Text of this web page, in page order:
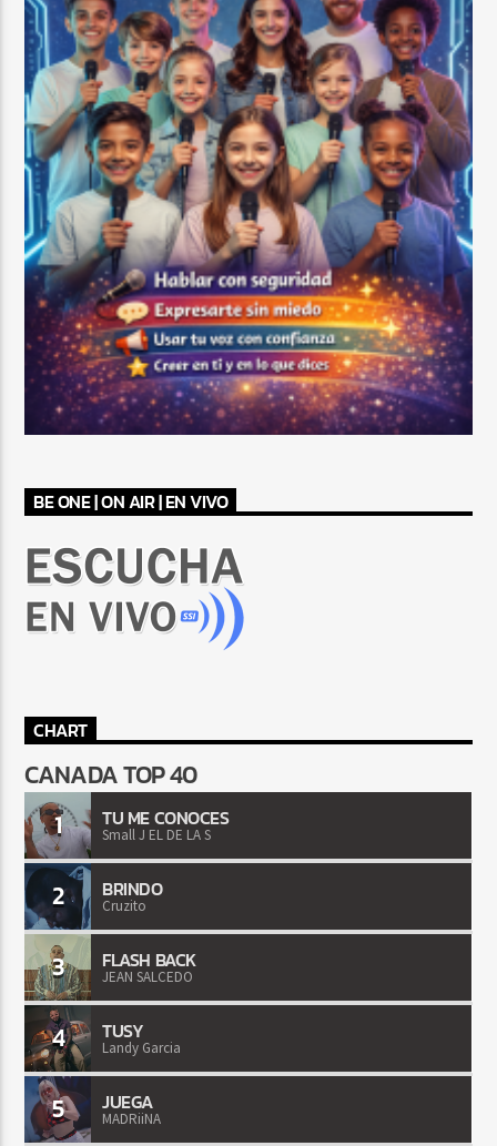
BE ONE | ON AIR | EN VIVO
CHART
CANADA TOP 40
1 TU ME CONOCES
Small J EL DE LA S
2 BRINDO
Cruzito
3 FLASH BACK
JEAN SALCEDO
4 TUSY
Landy Garcia
5 JUEGA
MADRiiNA